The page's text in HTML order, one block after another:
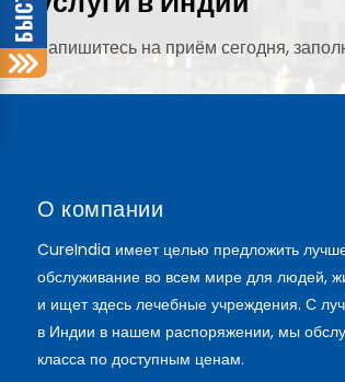
Запишитесь на приём сегодня,
О компании
CureIndia имеет целью предложить
обслуживание во всем мире для людей,
и ищет здесь лечебные учреждения. С
в Индии в нашем распоряжении, мы
класса по доступным ценам.